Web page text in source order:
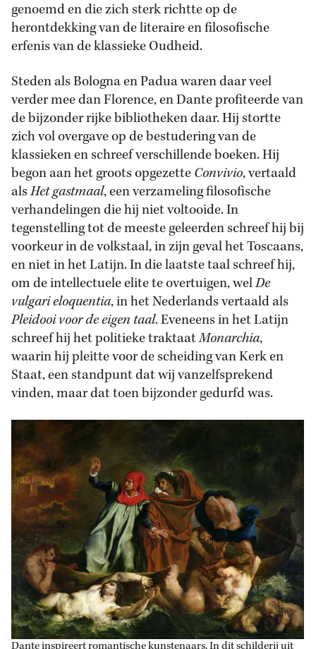
genoemd en die zich sterk richtte op de
herontdekking van de literaire en filosofische
erfenis van de klassieke Oudheid.
Steden als Bologna en Padua waren daar veel
verder mee dan Florence, en Dante profiteerde van
de bijzonder rijke bibliotheken daar. Hij stortte
zich vol overgave op de bestudering van de
klassieken en schreef verschillende boeken. Hij
begon aan het groots opgezetteConvivio, vertaald
alsHet gastmaal, een verzameling filosofische
verhandelingen die hij niet voltooide. In
tegenstelling tot de meeste geleerden schreef hij bij
voorkeur in de volkstaal, in zijn geval het Toscaans,
en niet in het Latijn. In die laatste taal schreef hij,
om de intellectuele elite te overtuigen, welDe
vulgari eloquentia, in het Nederlands vertaald als
Pleidooi voor de eigen taal. Eveneens in het Latijn
schreef hij het politieke traktaatMonarchia,
waarin hij pleitte voor de scheiding van Kerk en
Staat, een standpunt dat wij vanzelfsprekend
vinden, maar dat toen bijzonder gedurfd was.